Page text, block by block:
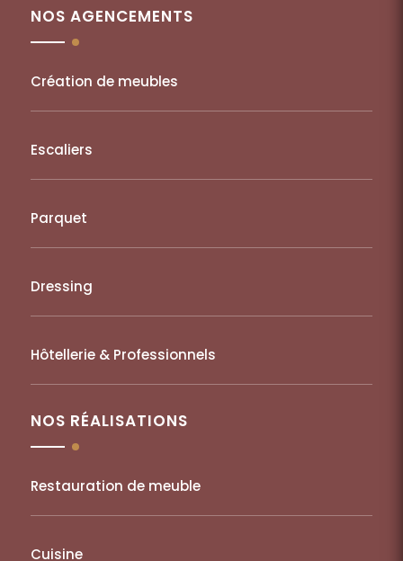
NOS AGENCEMENTS
Création de meubles
Escaliers
Parquet
Dressing
Hôtellerie & Professionnels
NOS RÉALISATIONS
Restauration de meuble
Cuisine